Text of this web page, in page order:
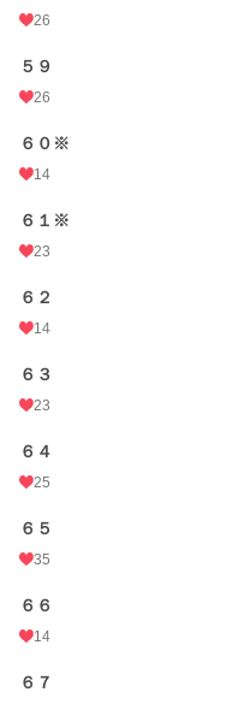
26
５９
26
６０※
14
６１※
23
６２
14
６３
23
６４
25
６５
35
６６
14
６７